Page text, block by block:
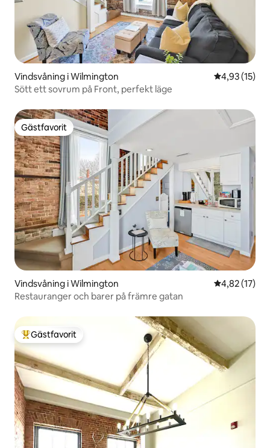
Vindsvåning i Wilmington 4,93 av 5 i
4,93 (15)
Sött ett sovrum på Front, perfekt läge
Gästfavorit
Gästfavorit
Vindsvåning i Wilmington 4,82 av 5 i
4,82 (17)
Restauranger och barer på främre gatan
Populär gästfavorit
Gästfavorit